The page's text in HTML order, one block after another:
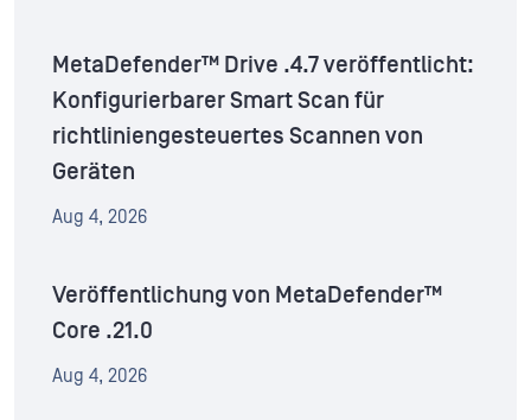
MetaDefender™ Drive .4.7 veröffentlicht:
Konfigurierbarer Smart Scan für
richtliniengesteuertes Scannen von
Geräten
Aug 4, 2026
Veröffentlichung von MetaDefender™
Core .21.0
Aug 4, 2026